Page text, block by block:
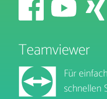
Teamviewer
Für
schnellen